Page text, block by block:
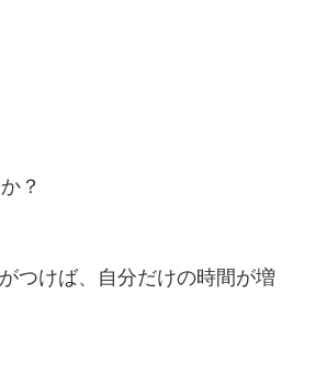
？
つけば、自分だけの時間が増